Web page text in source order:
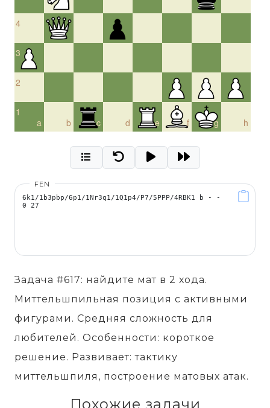
4
3
2
a
1
b
c d e f g h
FEN
Задача #617: найдите мат в 2 хода.
Миттельшпильная позиция с активными
фигурами. Средняя сложность для
любителей. Особенности: короткое
решение. Развивает: тактику
миттельшпиля, построение матовых атак.
Похожие задачи